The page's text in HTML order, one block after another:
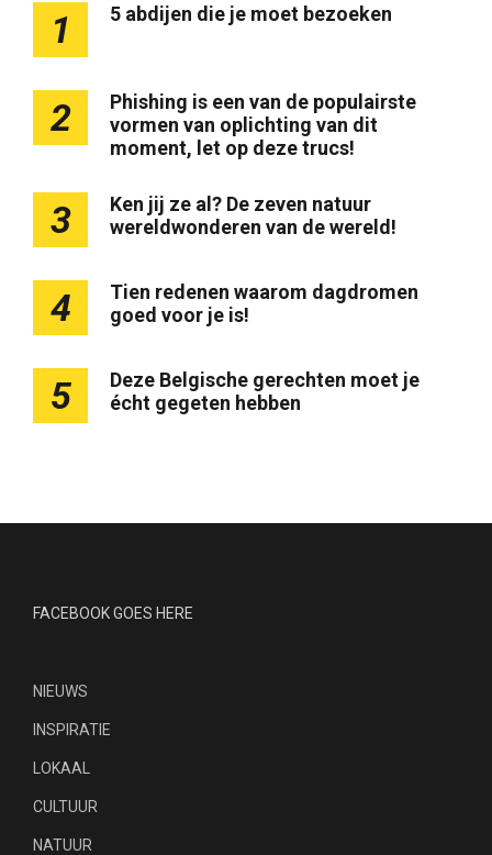
1 5 abdijen die je moet bezoeken
2
Phishing is een van de populairste
vormen van oplichting van dit
moment, let op deze trucs!
3
Ken jij ze al? De zeven natuur
wereldwonderen van de wereld!
4
Tien redenen waarom dagdromen
goed voor je is!
5
Deze Belgische gerechten moet je
écht gegeten hebben
FACEBOOK GOES HERE
NIEUWS
INSPIRATIE
LOKAAL
CULTUUR
NATUUR